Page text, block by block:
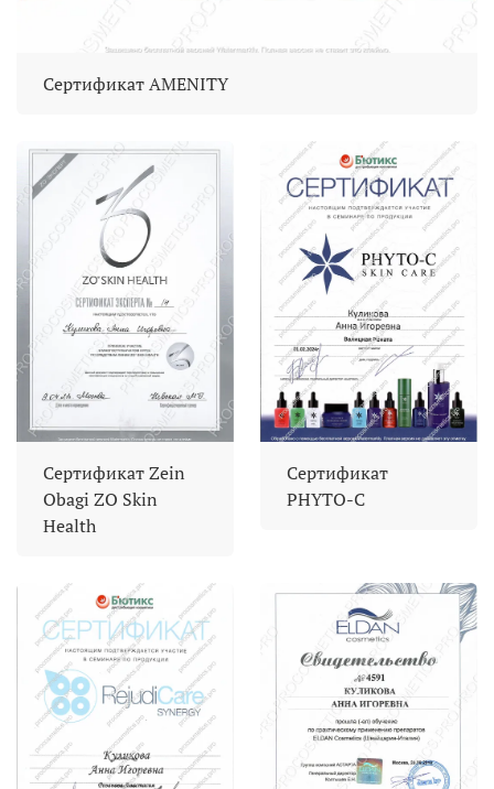
Сертификат AMENITY
Сертификат Zein
Obagi ZO Skin
Health
Сертификат
PHYTO-C